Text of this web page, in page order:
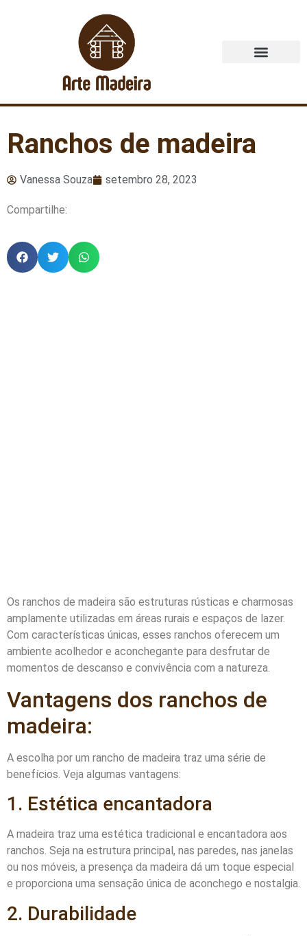
Ranchos de madeira
Vanessa Souza setembro 28, 2023
Compartilhe:
Os ranchos de madeira são estruturas rústicas e charmosas
amplamente utilizadas em áreas rurais e espaços de lazer.
Com características únicas, esses ranchos oferecem um
ambiente acolhedor e aconchegante para desfrutar de
momentos de descanso e convivência com a natureza.
Vantagens dos ranchos de
madeira:
A escolha por um rancho de madeira traz uma série de
benefícios. Veja algumas vantagens:
1. Estética encantadora
A madeira traz uma estética tradicional e encantadora aos
ranchos. Seja na estrutura principal, nas paredes, nas janelas
ou nos móveis, a presença da madeira dá um toque especial
e proporciona uma sensação única de aconchego e nostalgia.
2. Durabilidade